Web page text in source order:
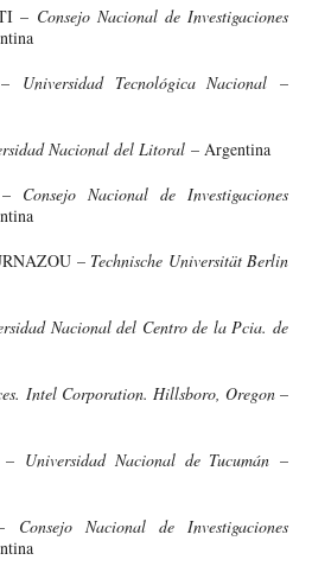
– Consejo Nacional de Investigaciones
Universidad Tecnológica Nacional –
Nacional del Litoral– Argentina
Consejo Nacional de Investigaciones
– Technische Universität Berlin
Nacional del Centro de la Pcia. de
Intel Corporation. Hillsboro, Oregon–
– Universidad Nacional de Tucumán –
Consejo Nacional de Investigaciones